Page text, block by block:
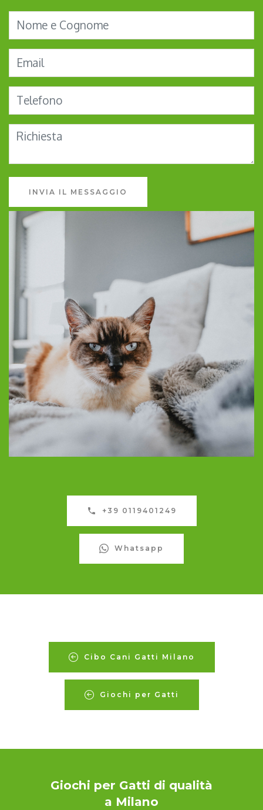
INVIA IL MESSAGGIO
+39 0119401249
Whatsapp
Cibo Cani Gatti Milano
Giochi per Gatti
Giochi per Gatti di qualità
a Milano